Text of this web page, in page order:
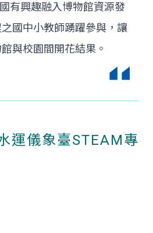
有興趣融入博物館資源發
國中小教師踴躍參與，讓
與校園間開花結果。
運儀象臺STEAM專